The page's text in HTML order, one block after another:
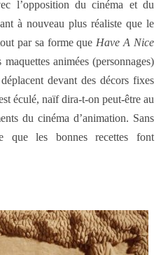
l’opposition du cinéma et du
à nouveau plus réaliste que le
par sa forme que Have A Nice
animées (personnages)
devant des décors fixes
éculé, naïf dira-t-on peut-être au
du cinéma d’animation. Sans
que les bonnes recettes font